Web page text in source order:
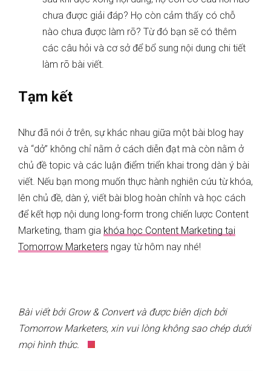
chưa được giải đáp? Họ còn cảm thấy có chỗ
nào chưa được làm rõ? Từ đó bạn sẽ có thêm
các câu hỏi và cơ sở để bổ sung nội dung chi tiết
làm rõ bài viết.
Tạm kết
Như đã nói ở trên, sự khác nhau giữa một bài blog hay
và “dở” không chỉ nằm ở cách diễn đạt mà còn nằm ở
chủ đề topic và các luận điểm triển khai trong dàn ý bài
viết. Nếu bạn mong muốn thực hành nghiên cứu từ khóa,
lên chủ đề, dàn ý, viết bài blog hoàn chỉnh và học cách
để kết hợp nội dung long-form trong chiến lược Content
Marketing, tham gia khóa học Content Marketing tại
Tomorrow Marketers ngay từ hôm nay nhé!
Bài viết bởi Grow & Convert và được biên dịch bởi
Tomorrow Marketers, xin vui lòng không sao chép dưới
mọi hình thức.